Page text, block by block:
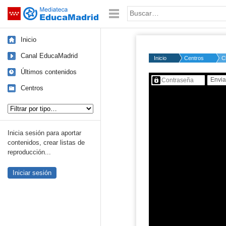
Saltar navegación Palabra o frase:
Inicio
Canal EducaMadrid
Últimos contenidos
Centros
Inicia sesión para aportar
contenidos, crear listas de
reproducción...
Iniciar sesión
Inicio Centros
Contenido protegido…